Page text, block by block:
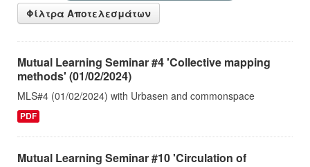
Φίλτρα Αποτελεσμάτων
Mutual Learning Seminar #4 'Collective mapping
methods' (01/02/2024)
MLS#4 (01/02/2024) with Urbasen and commonspace
PDF
Mutual Learning Seminar #10 'Circulation of